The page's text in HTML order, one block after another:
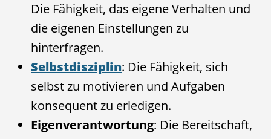
Die Fähigkeit, das eigene Verhalten und
die eigenen Einstellungen zu
hinterfragen.
Selbstdisziplin: Die Fähigkeit, sich
selbst zu motivieren und Aufgaben
konsequent zu erledigen.
Eigenverantwortung: Die Bereitschaft,